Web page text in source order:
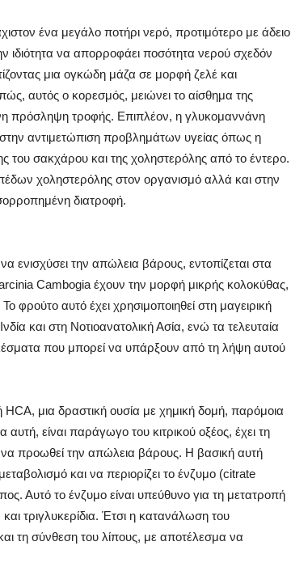
ένα μεγάλο ποτήρι νερό, προτιμότερο με άδειο
ιδιότητα να απορροφάει ποσότητα νερού σχεδόν
μια ογκώδη μάζα σε μορφή ζελέ και
αυτός ο κορεσμός, μειώνει το αίσθημα της
πρόσληψη τροφής. Επιπλέον, η γλυκομαννάνη
αντιμετώπιση προβλημάτων υγείας όπως η
του σακχάρου και της χοληστερόλης από το έντερο.
χοληστερόλης στον οργανισμό αλλά και στην
διατροφή.
την απώλεια βάρους, εντοπίζεται στα
Cambogia έχουν την μορφή μικρής κολοκύθας,
αυτό έχει χρησιμοποιηθεί στη μαγειρική
και στη Νοτιοανατολική Ασία, ενώ τα τελευταία
που μπορεί να υπάρξουν από τη λήψη αυτού
HCA, μια δραστική ουσία με χημική δομή, παρόμοια
αυτή, είναι παράγωγο του κιτρικού οξέος, έχει τη
να προωθεί την απώλεια βάρους. Η βασική αυτή
και να περιορίζει το ένζυμο (citrate
Αυτό το ένζυμο είναι υπεύθυνο για τη μετατροπή
τριγλυκερίδια. Έτσι η κατανάλωση του
τη σύνθεση του λίπους, με αποτέλεσμα να